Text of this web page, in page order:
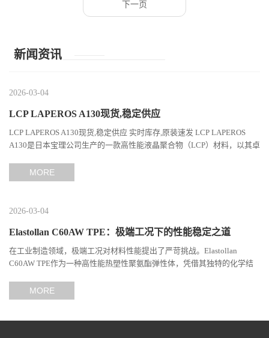
下一页
新闻资讯
2026-03-04
LCP LAPEROS A130现货,稳定供应
LCP LAPEROS A130现货,稳定供应 实时库存,原装速发 LCP LAPEROS
A130是日本宝理公司生产的一款高性能液晶聚合物（LCP）材料，以其卓
MORE
2026-03-04
Elastollan C60AW TPE：极端工况下的性能稳定之道
在工业制造领域，极端工况对材料性能提出了严苛挑战。Elastollan
C60AW TPE作为一种高性能热塑性聚氨酯弹性体，凭借其独特的化学结
MORE